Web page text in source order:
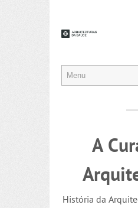
A
História da